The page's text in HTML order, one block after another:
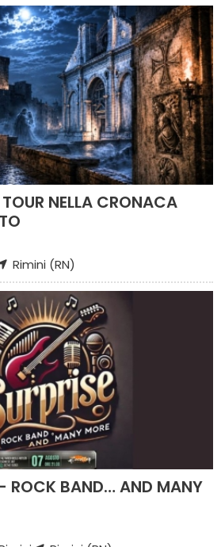
NELLA CRONACA
Rimini (RN)
ROCK BAND… AND MANY